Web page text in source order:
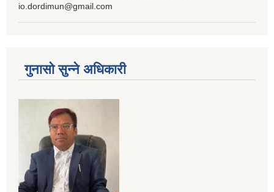
io.dordimun@gmail.com
गुनासो सुन्ने अधिकारी